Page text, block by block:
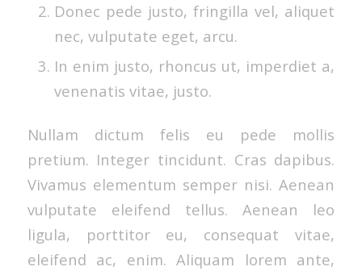
Donec pede justo, fringilla vel, aliquet
nec, vulputate eget, arcu.
In enim justo, rhoncus ut, imperdiet a,
venenatis vitae, justo.
Nullam dictum felis eu pede mollis
pretium. Integer tincidunt. Cras dapibus.
Vivamus elementum semper nisi. Aenean
vulputate eleifend tellus. Aenean leo
ligula, porttitor eu, consequat vitae,
eleifend ac, enim. Aliquam lorem ante,